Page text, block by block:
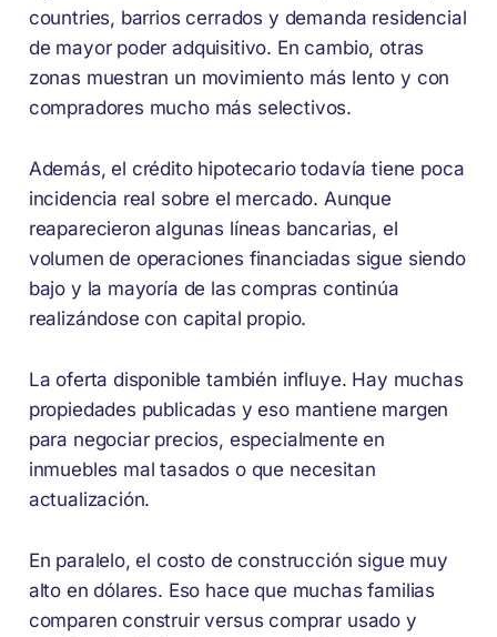
countries, barrios cerrados y demanda residencial
de mayor poder adquisitivo. En cambio, otras
zonas muestran un movimiento más lento y con
compradores mucho más selectivos.
Además, el crédito hipotecario todavía tiene poca
incidencia real sobre el mercado. Aunque
reaparecieron algunas líneas bancarias, el
volumen de operaciones financiadas sigue siendo
bajo y la mayoría de las compras continúa
realizándose con capital propio.
La oferta disponible también influye. Hay muchas
propiedades publicadas y eso mantiene margen
para negociar precios, especialmente en
inmuebles mal tasados o que necesitan
actualización.
En paralelo, el costo de construcción sigue muy
alto en dólares. Eso hace que muchas familias
comparen construir versus comprar usado y